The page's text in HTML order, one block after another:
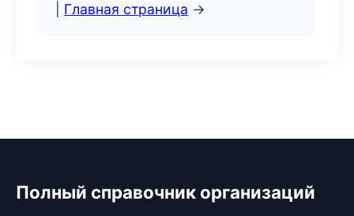
Главная страница →
Полный справочник организаций